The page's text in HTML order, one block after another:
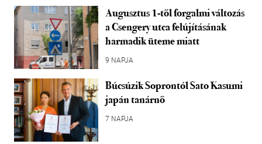
Augusztus 1-től forgalmi változás
a Csengery utca felújításának
harmadik üteme miatt
9 NAPJA
Búcsúzik Soprontól Sato Kasumi
japán tanárnő
7 NAPJA